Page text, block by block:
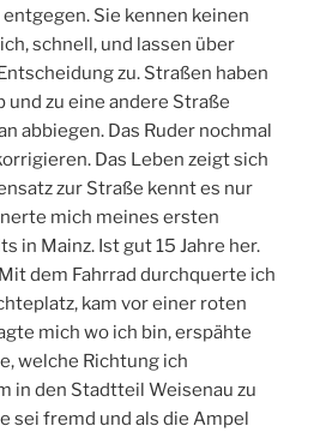
Sie kennen keinen
schnell, und lassen über
zu. Straßen haben
und zu eine andere Straße
abbiegen. Das Ruder nochmal
Das Leben zeigt sich
zur Straße kennt es nur
mich meines ersten
in Mainz. Ist gut 15 Jahre her.
dem Fahrrad durchquerte ich
kam vor einer roten
mich wo ich bin, erspähte
welche Richtung ich
in den Stadtteil Weisenau zu
sei fremd und als die Ampel